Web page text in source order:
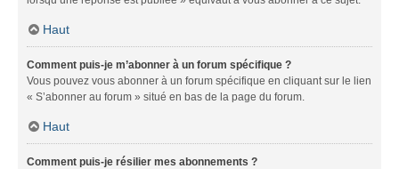
Haut
Comment puis-je m’abonner à un forum spécifique ?
Vous pouvez vous abonner à un forum spécifique en cliquant sur le lien
« S’abonner au forum » situé en bas de la page du forum.
Haut
Comment puis-je résilier mes abonnements ?